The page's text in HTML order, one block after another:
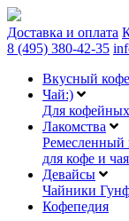
Доставка и оплата
8 (495) 380-42-35
Вкусный кофе
Чай:)
Для
Лакомства
Ремесленный
для кофе и чая
Девайсы
Чайники
Кофепедия